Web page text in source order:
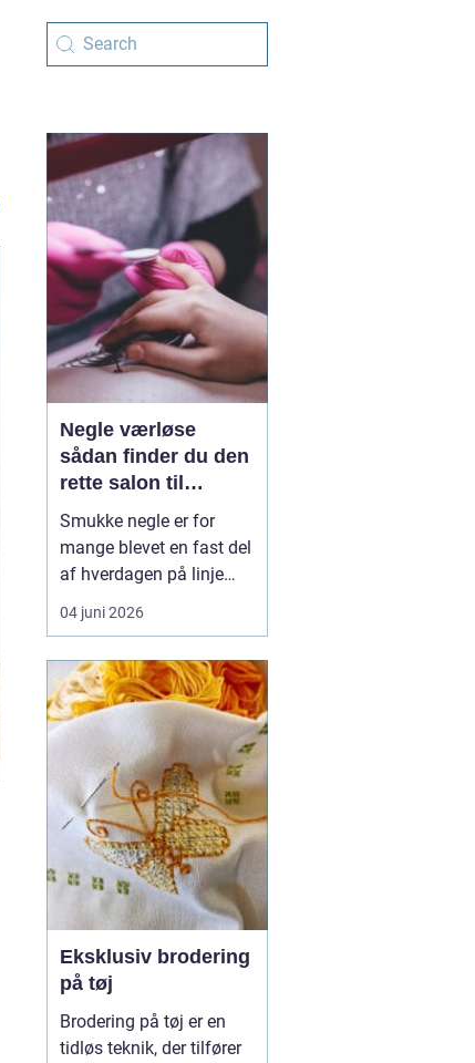
Negle værløse
sådan finder du den
rette salon til
hverdagsvenlige
Smukke negle er for
mange blevet en fast del
af hverdagen på linje
med frisør og hudpleje.
Når man
det sjældent kun om
farve og design. De
fleste ønsker negle, der...
04 juni 2026
Eksklusiv brodering
på tøj
Brodering på tøj er en
tidløs teknik, der tilfører